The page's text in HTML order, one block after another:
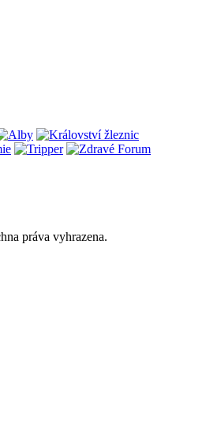
práva vyhrazena.